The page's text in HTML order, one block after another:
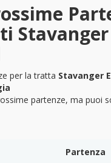
per la tratta Stavanger
partenze, ma puoi
Partenza